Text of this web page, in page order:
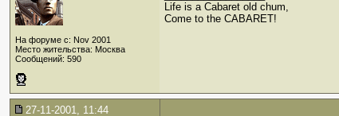
На форуме с: Nov 2001
Место жительства: Москва
Сообщений: 590
Life is a Cabaret old chum,
Come to the CABARET!
27-11-2001, 11:44